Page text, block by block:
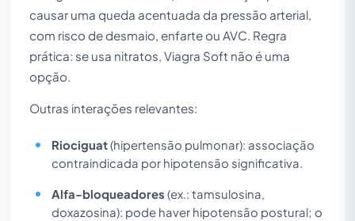
causar uma queda acentuada da pressão arterial,
com risco de desmaio, enfarte ou AVC. Regra
prática: se usa nitratos, Viagra Soft não é uma
opção.
Outras interações relevantes:
Riociguat(hipertensão pulmonar): associação
contraindicada por hipotensão significativa.
Alfa-bloqueadores (ex.: tamsulosina,
doxazosina): pode haver hipotensão postural; o